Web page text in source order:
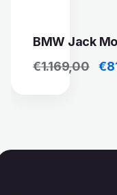
BMW Jack
€1.169,00 €